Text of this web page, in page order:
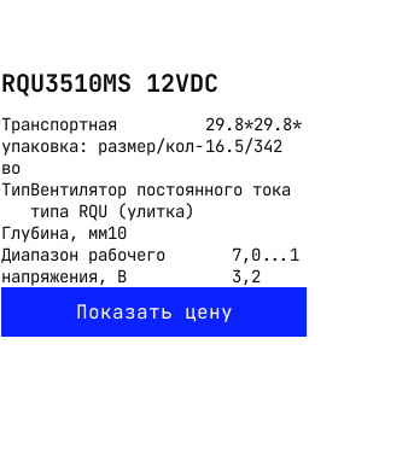
RQU3510MS 12VDC
Транспортная
упаковка: размер/кол-
во
29.8*29.8*
16.5/342
ТипВентилятор постоянного тока
типа RQU (улитка)
Глубина, мм10
Диапазон рабочего
напряжения, В
7,0...1
3,2
Показать цену